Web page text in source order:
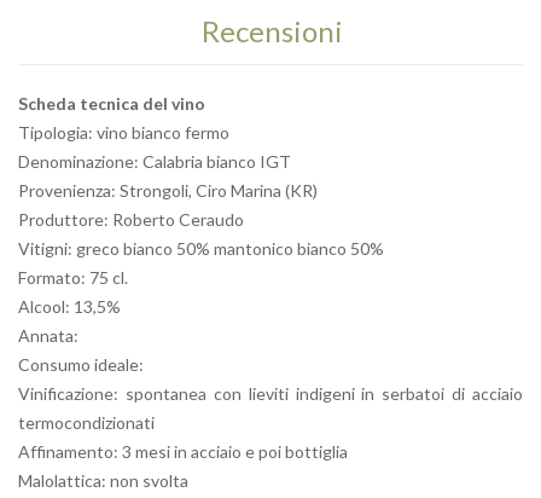
Recensioni
Scheda tecnica del vino
Tipologia: vino bianco fermo
Denominazione: Calabria bianco IGT
Provenienza: Strongoli, Ciro Marina (KR)
Produttore: Roberto Ceraudo
Vitigni: greco bianco 50% mantonico bianco 50%
Formato: 75 cl.
Alcool: 13,5%
Annata:
Consumo ideale:
Vinificazione: spontanea con lieviti indigeni in serbatoi di acciaio
termocondizionati
Affinamento: 3 mesi in acciaio e poi bottiglia
Malolattica: non svolta